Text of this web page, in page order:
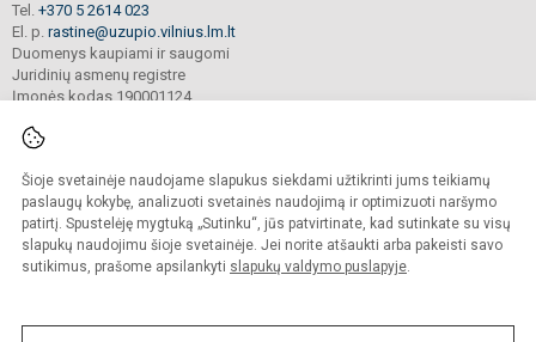
Šioje svetainėje naudojame slapukus siekdami užtikrinti jums teikiamų
paslaugų kokybę, analizuoti svetainės naudojimą ir optimizuoti naršymo
patirtį. Spustelėję mygtuką „Sutinku“, jūs patvirtinate, kad sutinkate su visų
slapukų naudojimu šioje svetainėje. Jei norite atšaukti arba pakeisti savo
sutikimus, prašome apsilankyti slapukų valdymo puslapyje.
Tel. +370 5 2614 023
El. p. rastine@uzupio.vilnius.lm.lt
Duomenys kaupiami ir saugomi
Juridinių asmenų registre
Įmonės kodas 190001124
© 2025. Vilniaus Užupio gimnazija. Visos teisės saugomos.
Kopijuoti turinį be raštiško įstaigos administracijos sutikimo griežtai draudžiama.
Prieinamumo paraiška Slapukų valdymas
Sumanus būdas atnaujinti